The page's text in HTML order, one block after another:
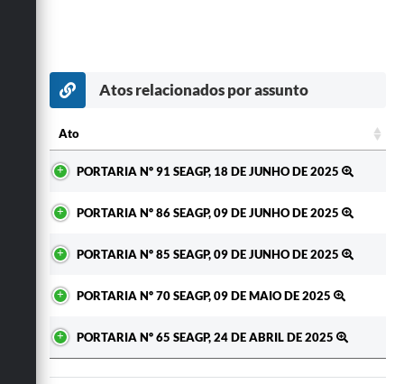
Atos relacionados por assunto
Ato
PORTARIA Nº 91 SEAGP, 18 DE JUNHO DE 2025
PORTARIA Nº 86 SEAGP, 09 DE JUNHO DE 2025
PORTARIA Nº 85 SEAGP, 09 DE JUNHO DE 2025
PORTARIA Nº 70 SEAGP, 09 DE MAIO DE 2025
PORTARIA Nº 65 SEAGP, 24 DE ABRIL DE 2025